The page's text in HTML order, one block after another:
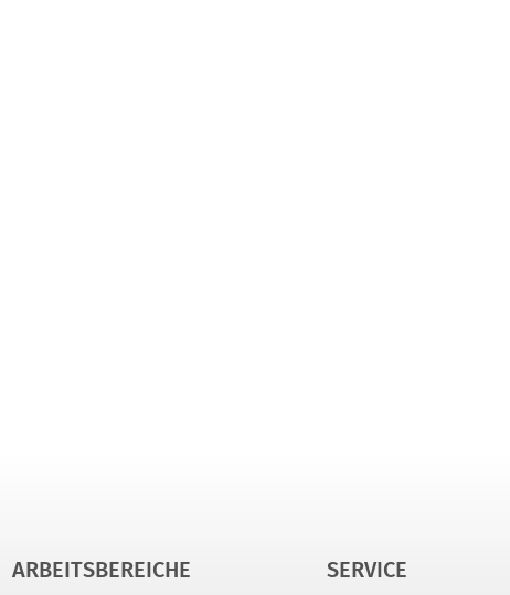
ARBEITSBEREICHE SERVICE